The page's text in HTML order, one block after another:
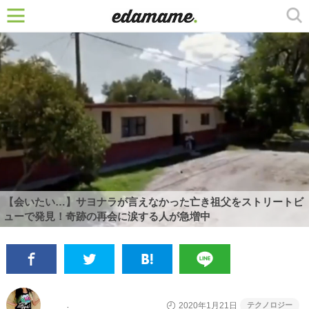
【会いたい…】サヨナラが言えなかった亡き祖父をストリートビ
ューで発見！奇跡の再会に涙する人が急増中
2020年1月21日 テクノロジー